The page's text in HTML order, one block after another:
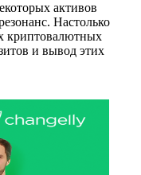
активов
Настолько
криптовалютных
и вывод этих